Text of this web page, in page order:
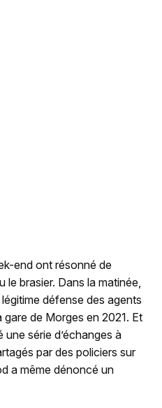
end ont résonné de
brasier. Dans la matinée,
défense des agents
de Morges en 2021. Et
série d’échanges à
par des policiers sur
a même dénoncé un